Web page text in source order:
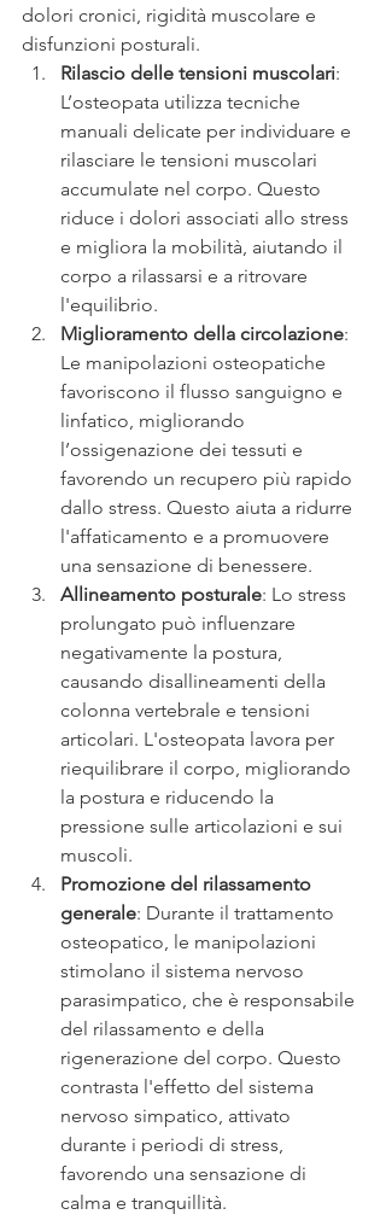
dolori cronici, rigidità muscolare e
disfunzioni posturali.
Rilascio delle tensioni muscolari:
L’osteopata utilizza tecniche
manuali delicate per individuare e
rilasciare le tensioni muscolari
accumulate nel corpo. Questo
riduce i dolori associati allo stress
e migliora la mobilità, aiutando il
corpo a rilassarsi e a ritrovare
l'equilibrio.
Miglioramento della circolazione:
Le manipolazioni osteopatiche
favoriscono il flusso sanguigno e
linfatico, migliorando
l’ossigenazione dei tessuti e
favorendo un recupero più rapido
dallo stress. Questo aiuta a ridurre
l'affaticamento e a promuovere
una sensazione di benessere.
Allineamento posturale: Lo stress
prolungato può influenzare
negativamente la postura,
causando disallineamenti della
colonna vertebrale e tensioni
articolari. L'osteopata lavora per
riequilibrare il corpo, migliorando
la postura e riducendo la
pressione sulle articolazioni e sui
muscoli.
Promozione del rilassamento
generale: Durante il trattamento
osteopatico, le manipolazioni
stimolano il sistema nervoso
parasimpatico, che è responsabile
del rilassamento e della
rigenerazione del corpo. Questo
contrasta l'effetto del sistema
nervoso simpatico, attivato
durante i periodi di stress,
favorendo una sensazione di
calma e tranquillità.